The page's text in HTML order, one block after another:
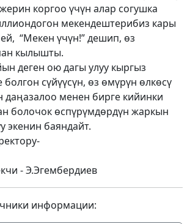
коргоо үчүн алар согушка
мекендештерибиз кары
“Мекен үчүн!” дешип, өз
кылышты.
деген ою дагы улуу кыргыз
сүйүүсүн, өз өмүрүн өлкөсү
даңазалоо менен бирге кийинки
болочок өспүрүмдөрдүн жаркын
экенин баяндайт.
- Э.Эгембердиев
информации: